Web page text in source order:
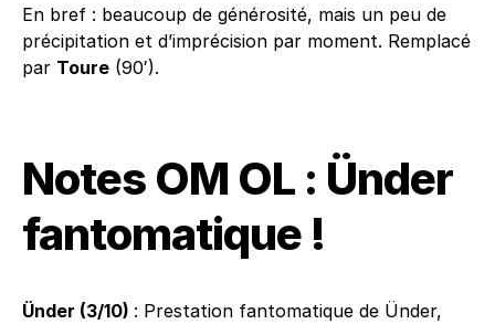
En bref : beaucoup de générosité, mais un peu de
précipitation et d’imprécision par moment. Remplacé
par Toure (90′).
Notes OM OL : Ünder
fantomatique !
Ünder (3/10) : Prestation fantomatique de Ünder,